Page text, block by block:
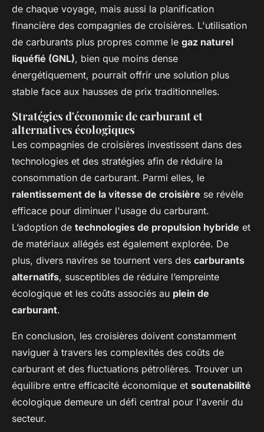
de chaque voyage, mais aussi la planification
financière des compagnies de croisières. L'utilisation
de carburants plus propres comme le gaz naturel
liquéfié (GNL), bien que moins dense
énergétiquement, pourrait offrir une solution plus
stable face aux hausses de prix traditionnelles.
Stratégies d'économie de carburant et
alternatives écologiques
Les compagnies de croisières investissent dans des
technologies et des stratégies afin de réduire la
consommation de carburant. Parmi elles, le
ralentissement de la vitesse de croisière se révèle
efficace pour diminuer l'usage du carburant.
L’adoption de technologies de propulsion hybride et
de matériaux allégés est également explorée. De
plus, divers navires se tournent vers des carburants
alternatifs, susceptibles de réduire l’empreinte
écologique et les coûts associés au plein de
carburant.
En conclusion, les croisières doivent constamment
naviguer à travers les complexités des coûts de
carburant et des fluctuations pétrolières. Trouver un
équilibre entre efficacité économique et soutenabilité
écologique demeure un défi central pour l'avenir du
secteur.